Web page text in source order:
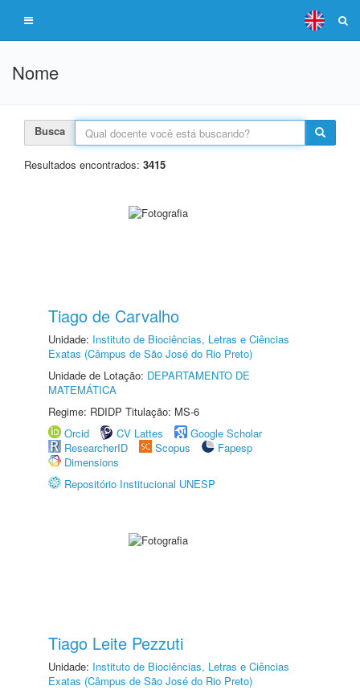
Nome
Busca
Resultados encontrados: 3415
Tiago de Carvalho
Unidade: Instituto de Biociências, Letras e Ciências
Exatas (Câmpus de São José do Rio Preto)
Unidade de Lotação: DEPARTAMENTO DE
MATEMÁTICA
Regime: RDIDP Titulação: MS-6
Orcid
CV Lattes
Google Scholar
ResearcherID
Scopus
Fapesp
Dimensions
Repositório Institucional UNESP
Tiago Leite Pezzuti
Unidade: Instituto de Biociências, Letras e Ciências
Exatas (Câmpus de São José do Rio Preto)